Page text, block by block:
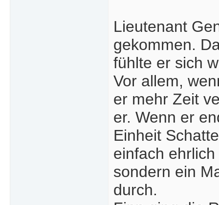
Lieutenant
gekommen.
fühlte er sich
Vor allem,
er mehr Zeit
er. Wenn er
Einheit
einfach
sondern ein
durch.